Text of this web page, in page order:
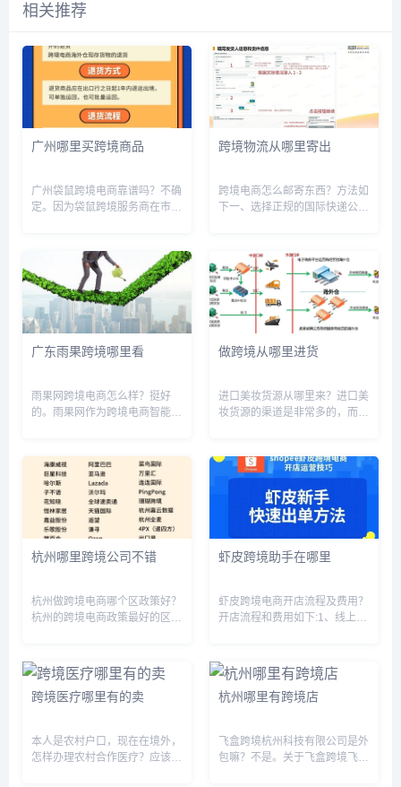
相关推荐
广州哪里买跨境商品
广州袋鼠跨境电商靠谱吗？不确
定。因为袋鼠跨境服务商在市场
问题，但也有一部分用户对其服
务评价很高。从这个角度来看，
袋鼠跨境服务商的靠谱程度还有
待观...
跨境物流从哪里寄出
跨境电商怎么邮寄东西？方法如
下一、选择正规的国际快递公司
知名的快递公司有DHL、
UPS、FedEx、TNT等，这些公
司在全球范围内都有完善的快
递...
广东雨果跨境哪里看
雨果网跨境电商怎么样？挺好
的。雨果网作为跨境电商智能服
等全球数十家跨境电商平台入
驻。并且在2022年蝉联东南...
做跨境从哪里进货
进口美妆货源从哪里来？进口美
妆货源的渠道是非常多的，而主
的价格是比较贵的因为它有关税
在里面。第二个就是在国内有生
产厂商，然后国外品牌国内生
产，这...
杭州哪里跨境公司不错
杭州做跨境电商哪个区政策好？
杭州的跨境电商政策最好的区是
源和完善的物流网络，政府对跨
境电商的支持力度也较大，给予
企业更多的政策扶持和优惠政
虾皮跨境助手在哪里
虾皮跨境电商开店流程及费用？
开店流程和费用如下:1、线上申
驻申请记录页面注册店铺(品牌
卖家除外 ，审核通过之前店铺
无销售权。3、资质审核初审5
跨境医疗哪里有的卖
本人是农村户口，现在在境外，
怎样办理农村合作医疗？应该可
杭州哪里有跨境店
飞盒跨境杭州科技有限公司是外
包嘛？不是。关于飞盒跨境飞盒